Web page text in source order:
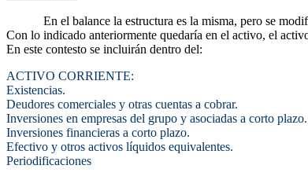
En el balance la estructura es la misma, pero se
Con lo indicado anteriormente quedaría en el activo, el
En este contesto se incluirán dentro del:
ACTIVO CORRIENTE:
Existencias.
Deudores comerciales y otras cuentas a cobrar.
Inversiones en empresas del grupo y asociadas a corto plazo.
Inversiones financieras a corto plazo.
Efectivo y otros activos líquidos equivalentes.
Periodificaciones